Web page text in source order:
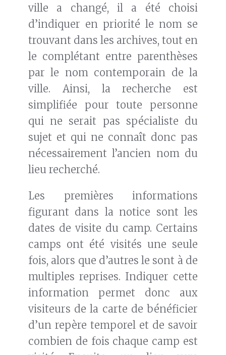
ville a changé, il a été choisi
d’indiquer en priorité le nom se
trouvant dans les archives, tout en
le complétant entre parenthèses
par le nom contemporain de la
ville. Ainsi, la recherche est
simplifiée pour toute personne
qui ne serait pas spécialiste du
sujet et qui ne connaît donc pas
nécessairement l’ancien nom du
lieu recherché.
Les premières informations
figurant dans la notice sont les
dates de visite du camp. Certains
camps ont été visités une seule
fois, alors que d’autres le sont à de
multiples reprises. Indiquer cette
information permet donc aux
visiteurs de la carte de bénéficier
d’un repère temporel et de savoir
combien de fois chaque camp est